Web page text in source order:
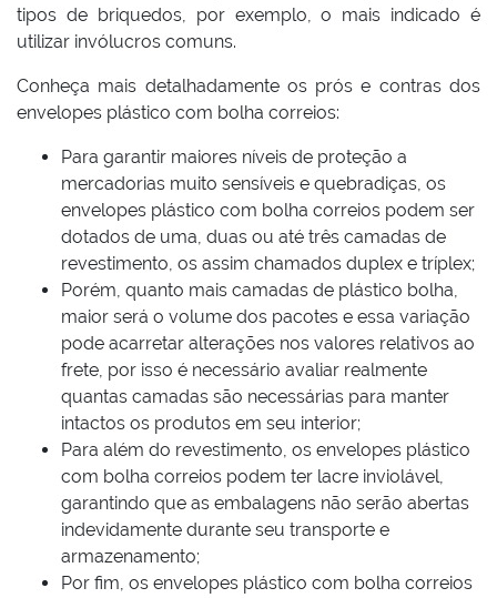
tipos de briquedos, por exemplo, o mais indicado é
utilizar invólucros comuns.
Conheça mais detalhadamente os prós e contras dos
envelopes plástico com bolha correios:
Para garantir maiores níveis de proteção a
mercadorias muito sensíveis e quebradiças, os
envelopes plástico com bolha correios podem ser
dotados de uma, duas ou até três camadas de
revestimento, os assim chamados duplex e tríplex;
Porém, quanto mais camadas de plástico bolha,
maior será o volume dos pacotes e essa variação
pode acarretar alterações nos valores relativos ao
frete, por isso é necessário avaliar realmente
quantas camadas são necessárias para manter
intactos os produtos em seu interior;
Para além do revestimento, os envelopes plástico
com bolha correios podem ter lacre inviolável,
garantindo que as embalagens não serão abertas
indevidamente durante seu transporte e
armazenamento;
Por fim, os envelopes plástico com bolha correios